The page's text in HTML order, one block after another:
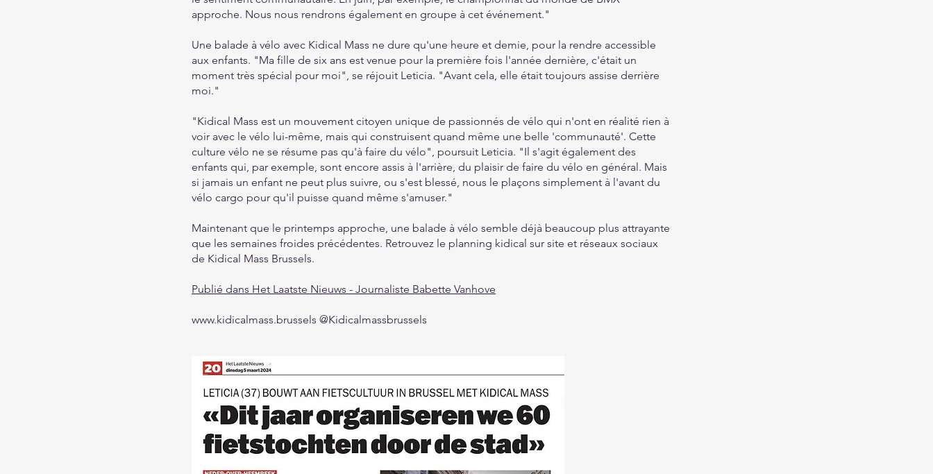
approche. Nous nous rendrons également en groupe à cet événement."
Une balade à vélo avec Kidical Mass ne dure qu'une heure et demie, pour la rendre accessible
aux enfants. "Ma fille de six ans est venue pour la première fois l'année dernière, c'était un
moment très spécial pour moi", se réjouit Leticia. "Avant cela, elle était toujours assise derrière
moi."
"Kidical Mass est un mouvement citoyen unique de passionnés de vélo qui n'ont en réalité rien à
voir avec le vélo lui-même, mais qui construisent quand même une belle 'communauté'. Cette
culture vélo ne se résume pas qu'à faire du vélo", poursuit Leticia. "Il s'agit également des
enfants qui, par exemple, sont encore assis à l'arrière, du plaisir de faire du vélo en général. Mais
si jamais un enfant ne peut plus suivre, ou s'est blessé, nous le plaçons simplement à l'avant du
vélo cargo pour qu'il puisse quand même s'amuser."
Maintenant que le printemps approche, une balade à vélo semble déjà beaucoup plus attrayante
que les semaines froides précédentes. Retrouvez le planning kidical sur site et réseaux sociaux
de Kidical Mass Brussels.
Publié dans Het Laatste Nieuws - Journaliste Babette Vanhove
www.kidicalmass.brussels @Kidicalmassbrussels